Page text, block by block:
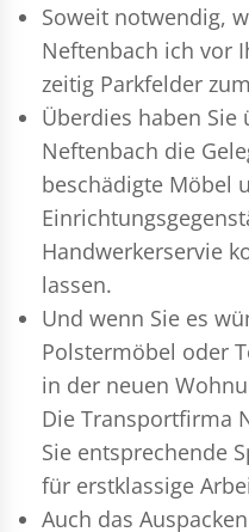
Soweit notwendig,
Neftenbach ich vor
zeitig Parkfelder
Überdies haben
Neftenbach die
beschädigte Möbel
Handwerkerservie
lassen.
Und wenn Sie es
Polstermöbel oder
in der neuen
Die Transportfirma
Sie entsprechende
für erstklassige
Auch das